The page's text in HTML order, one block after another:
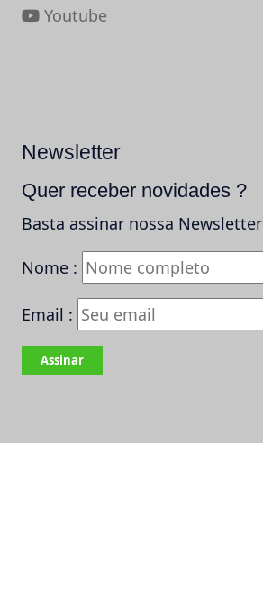
Youtube
Newsletter
Quer receber novidades ?
Basta assinar nossa Newsletter
Nome :
Email :